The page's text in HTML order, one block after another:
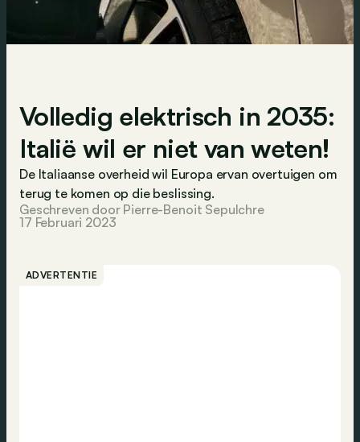
Volledig elektrisch in 2035:
Italië wil er niet van weten!
De Italiaanse overheid wil Europa ervan overtuigen om
terug te komen op die beslissing.
Geschreven door Pierre-Benoit Sepulchre
17 Februari 2023
ADVERTENTIE